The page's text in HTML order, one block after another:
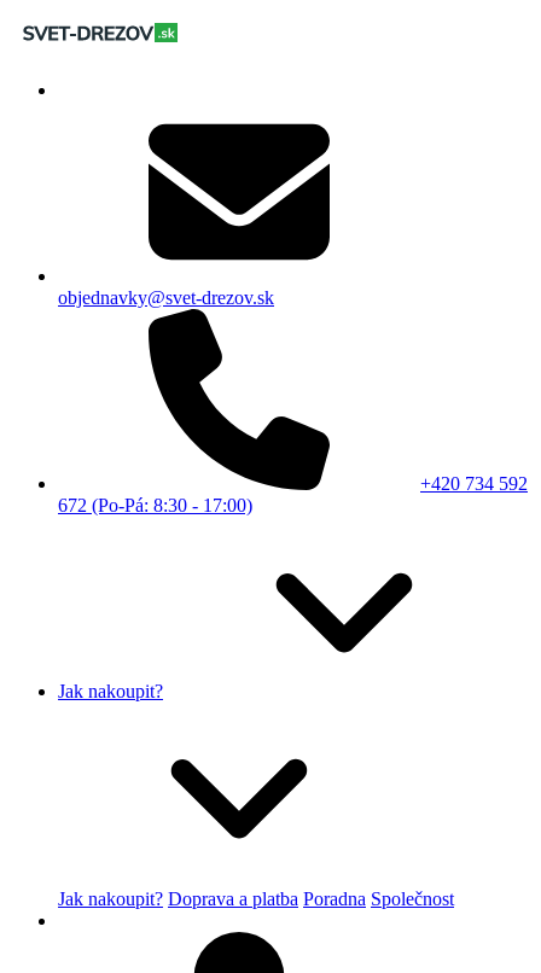
objednavky@svet-drezov.sk
+420 734 592
672 (Po-Pá: 8:30 - 17:00)
Jak nakoupit?
Jak nakoupit? Doprava a platba Poradna Společnost